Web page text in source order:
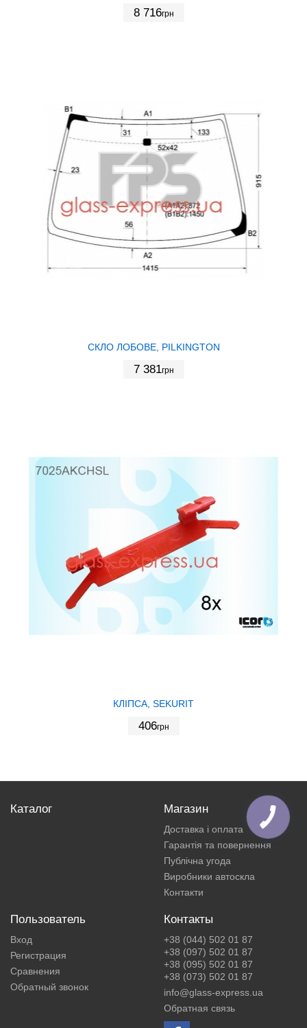
8 716грн
СКЛО ЛОБОВЕ, PILKINGTON
7 381грн
КЛІПСA, SEKURIT
406грн
Каталог Магазин
Доставка і оплата
Гарантія та повернення
Публічна угода
Виробники автоскла
Контакти
Пользователь
Вход
Регистрация
Сравнения
Обратный звонок
Контакты
+38 (044) 502 01 87
+38 (097) 502 01 87
+38 (095) 502 01 87
+38 (073) 502 01 87
info@glass-express.ua
Обратная связь